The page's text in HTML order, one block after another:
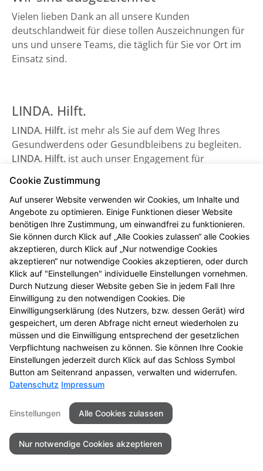
Vielen lieben Dank an all unsere Kunden
deutschlandweit für diese tollen Auszeichnungen für
uns und unsere Teams, die täglich für Sie vor Ort im
Einsatz sind.
LINDA. Hilft.
LINDA. Hilft. ist mehr als Sie auf dem Weg Ihres
Gesundwerdens oder Gesundbleibens zu begleiten.
LINDA. Hilft. ist auch unser Engagement für
angewiesen sind - sowie beispielsweise der
Bundesverband Kinderhospiz e. V. Schauen Sie gerne
einmal vorbei.
Zu LINDA. Hilft.
Seitenübersicht Kontakt
Impressum
Datenschutz
Barrierefreiheit
© 2026 Galerie Apotheke
Cookie Zustimmung
Auf unserer Website verwenden wir Cookies, um Inhalte und
Angebote zu optimieren. Einige Funktionen dieser Website
benötigen Ihre Zustimmung, um einwandfrei zu funktionieren.
Sie können durch Klick auf „Alle Cookies zulassen“ alle Cookies
akzeptieren, durch Klick auf „Nur notwendige Cookies
akzeptieren“ nur notwendige Cookies akzeptieren, oder durch
Klick auf "Einstellungen" individuelle Einstellungen vornehmen.
Durch Nutzung dieser Website geben Sie in jedem Fall Ihre
Einwilligung zu den notwendigen Cookies. Die
Einwilligungserklärung (des Nutzers, bzw. dessen Gerät) wird
gespeichert, um deren Abfrage nicht erneut wiederholen zu
müssen und die Einwilligung entsprechend der gesetzlichen
Verpflichtung nachweisen zu können. Sie können Ihre Cookie
Einstellungen jederzeit durch Klick auf das Schloss Symbol
Button am Seitenrand anpassen, verwalten und widerrufen.
Datenschutz Impressum
Einstellungen Alle Cookies zulassen
Nur notwendige Cookies akzeptieren